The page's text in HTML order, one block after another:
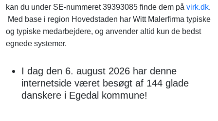
kan du under SE-nummeret 39393085 finde dem på virk.dk.
Med base i region Hovedstaden har Witt Malerfirma typiske
og typiske medarbejdere, og anvender altid kun de bedst
egnede systemer.
I dag den 6. august 2026 har denne
internetside været besøgt af 144 glade
danskere i Egedal kommune!